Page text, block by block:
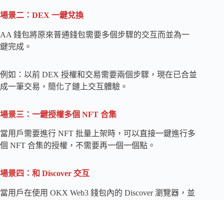
場景二：DEX 一鍵兌換
AA 錢包將原來普通錢包需要多個步驟的交互而並為一
鍵完成。
例如：以前 DEX 授權和交易需要兩個步驟，現在已合並
成一筆交易，簡化了鏈上交互體驗。
場景三：一鍵授權多個 NFT 合集
當用戶需要進行 NFT 批量上架時，可以直接一鍵進行多
個 NFT 合集的授權，不需要再一個一個點。
場景四：和 Discover 交互
當用戶在使用 OKX Web3 錢包內的 Discover 瀏覽器，並